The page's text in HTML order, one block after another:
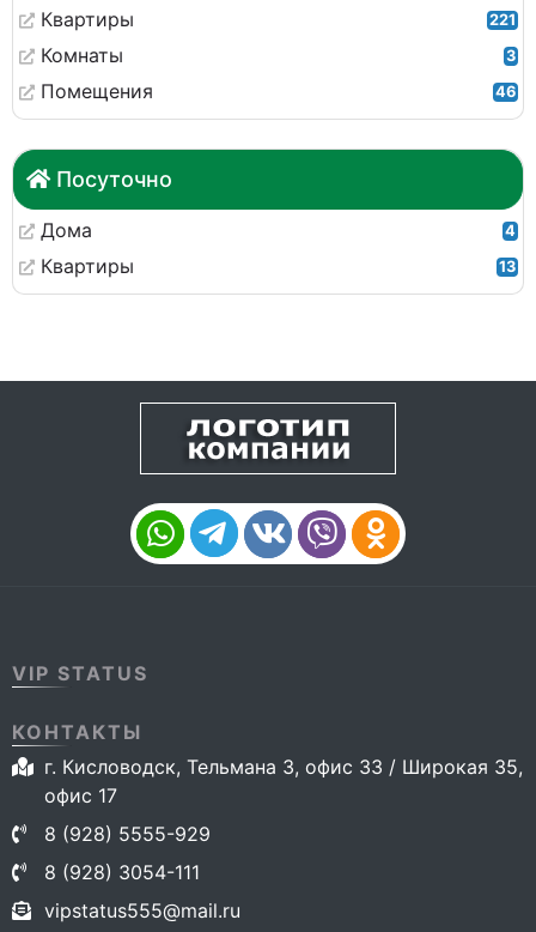
Квартиры 221
Комнаты 3
Помещения 46
Посуточно
Дома 4
Квартиры 13
VIP STATUS
КОНТАКТЫ
г. Кисловодск, Тельмана 3, офис 33 / Широкая 35,
офис 17
8 (928) 5555-929
8 (928) 3054-111
vipstatus555@mail.ru